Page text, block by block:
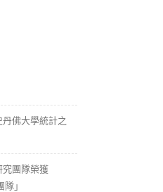
佛大學統計之
團隊榮獲
」